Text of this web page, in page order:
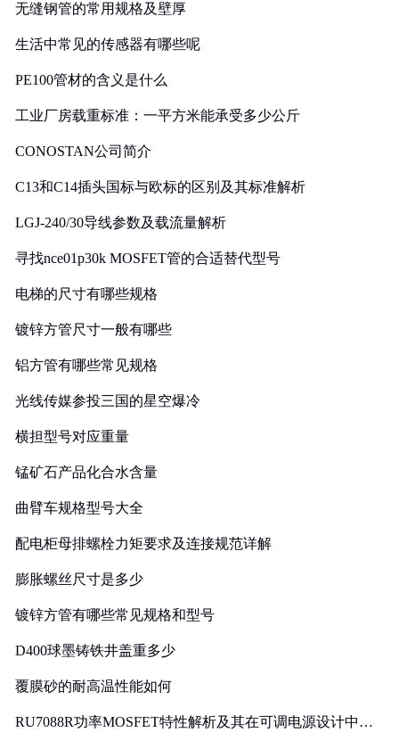
无缝钢管的常用规格及壁厚
生活中常见的传感器有哪些呢
PE100管材的含义是什么
工业厂房载重标准：一平方米能承受多少公斤
CONOSTAN公司简介
C13和C14插头国标与欧标的区别及其标准解析
LGJ-240/30导线参数及载流量解析
寻找nce01p30k MOSFET管的合适替代型号
电梯的尺寸有哪些规格
镀锌方管尺寸一般有哪些
铝方管有哪些常见规格
光线传媒参投三国的星空爆冷
横担型号对应重量
锰矿石产品化合水含量
曲臂车规格型号大全
配电柜母排螺栓力矩要求及连接规范详解
膨胀螺丝尺寸是多少
镀锌方管有哪些常见规格和型号
D400球墨铸铁井盖重多少
覆膜砂的耐高温性能如何
RU7088R功率MOSFET特性解析及其在可调电源设计中的